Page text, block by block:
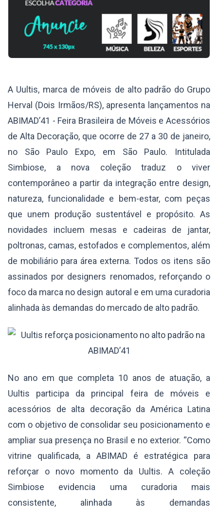
A Uultis, marca de móveis de alto padrão do Grupo
Herval (Dois Irmãos/RS), apresenta lançamentos na
ABIMAD’41 - Feira Brasileira de Móveis e Acessórios
de Alta Decoração, que ocorre de 27 a 30 de janeiro,
no São Paulo Expo, em São Paulo. Intitulada
Simbiose, a nova coleção traduz o viver
contemporâneo a partir da integração entre design,
natureza, funcionalidade e bem-estar, com peças
que unem produção sustentável e propósito. As
novidades incluem mesas e cadeiras de jantar,
poltronas, camas, estofados e complementos, além
de mobiliário para área externa. Todos os itens são
assinados por designers renomados, reforçando o
foco da marca no design autoral e em uma curadoria
alinhada às demandas do mercado de alto padrão.
No ano em que completa 10 anos de atuação, a
Uultis participa da principal feira de móveis e
acessórios de alta decoração da América Latina
com o objetivo de consolidar seu posicionamento e
ampliar sua presença no Brasil e no exterior. “Como
vitrine qualificada, a ABIMAD é estratégica para
reforçar o novo momento da Uultis. A coleção
Simbiose evidencia uma curadoria mais
consistente, alinhada às demandas